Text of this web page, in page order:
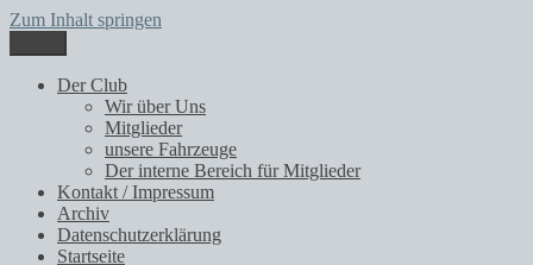
Zum Inhalt springen
Trabant-Club Mühlhausen e.V.
Der Club
Wir über Uns
Mitglieder
unsere Fahrzeuge
Der interne Bereich für Mitglieder
Kontakt / Impressum
Archiv
Datenschutzerklärung
Startseite